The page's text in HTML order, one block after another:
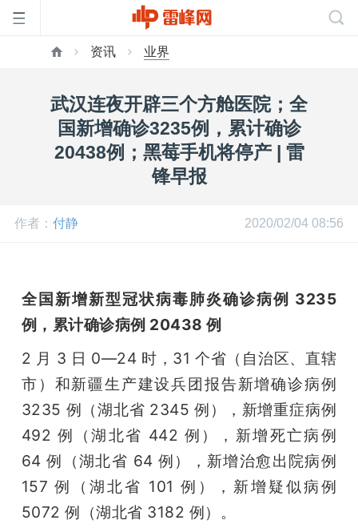
页
峰
开
课
活
动
资讯 业界
武汉连夜开辟三个方舱医院；全
国新增确诊3235例，累计确诊
20438例；黑莓手机将停产 | 雷
锋早报
作者： 付静 2020/02/04 08:56
全国新增新型冠状病毒肺炎确诊病例 3235
例，累计确诊病例 20438 例
2 月 3 日 0—24 时，31 个省（自治区、直辖
市）和新疆生产建设兵团报告新增确诊病例
3235 例（湖北省 2345 例），新增重症病例
492 例（湖北省 442 例），新增死亡病例
64 例（湖北省 64 例），新增治愈出院病例
157 例（湖北省 101 例），新增疑似病例
5072 例（湖北省 3182 例）。